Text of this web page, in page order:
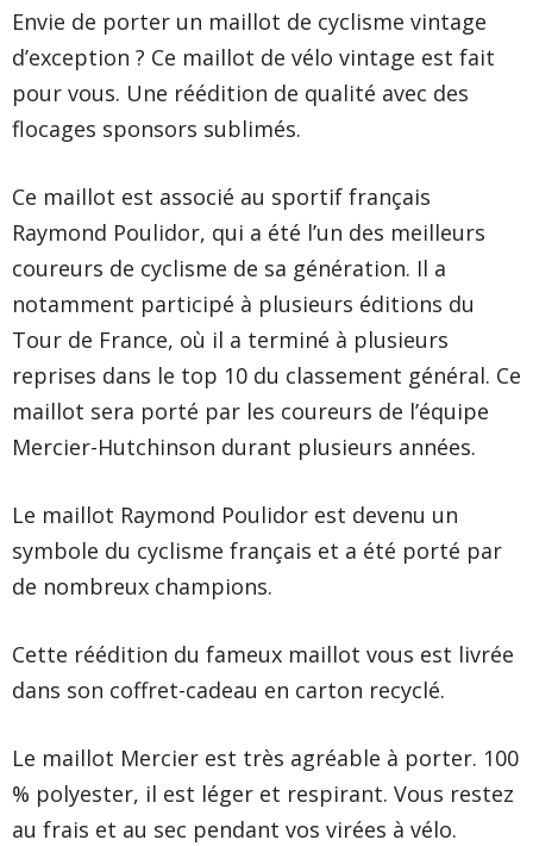
Envie de porter un maillot de cyclisme vintage
d’exception ? Ce maillot de vélo vintage est fait
pour vous. Une réédition de qualité avec des
flocages sponsors sublimés.
Ce maillot est associé au sportif français
Raymond Poulidor, qui a été l’un des meilleurs
coureurs de cyclisme de sa génération. Il a
notamment participé à plusieurs éditions du
Tour de France, où il a terminé à plusieurs
reprises dans le top 10 du classement général. Ce
maillot sera porté par les coureurs de l’équipe
Mercier-Hutchinson durant plusieurs années.
Le maillot Raymond Poulidor est devenu un
symbole du cyclisme français et a été porté par
de nombreux champions.
Cette réédition du fameux maillot vous est livrée
dans son coffret-cadeau en carton recyclé.
Le maillot Mercier est très agréable à porter. 100
% polyester, il est léger et respirant. Vous restez
au frais et au sec pendant vos virées à vélo.